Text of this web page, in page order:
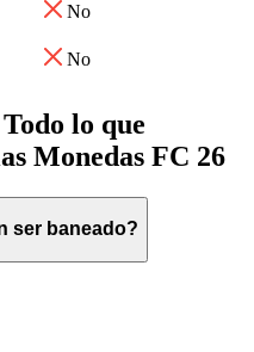
No
No
lo que
Monedas FC 26
ser baneado?